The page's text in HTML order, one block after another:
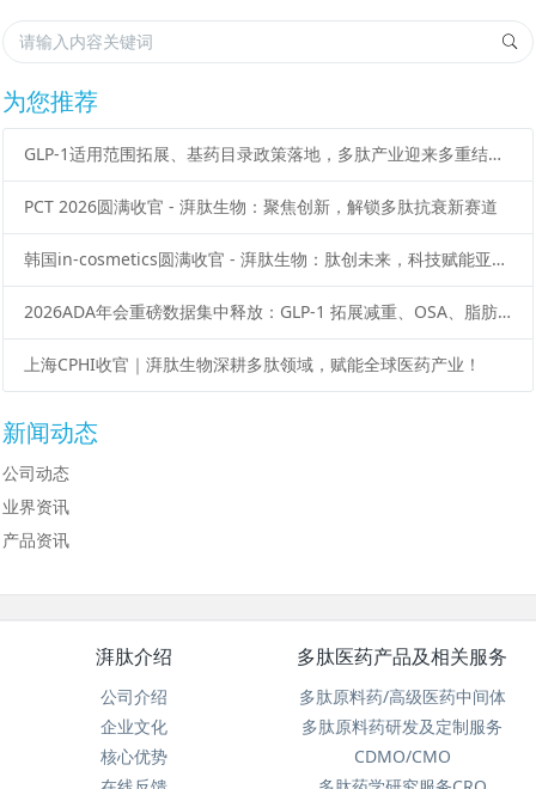
为您推荐
GLP-1适用范围拓展、基药目录政策落地，多肽产业迎来多重结构性变化
PCT 2026圆满收官 - 湃肽生物：聚焦创新，解锁多肽抗衰新赛道
韩国in-cosmetics圆满收官 - 湃肽生物：肽创未来，科技赋能亚洲美妆新势能
2026ADA年会重磅数据集中释放：GLP-1 拓展减重、OSA、脂肪肝等多元适应症
上海CPHI收官｜湃肽生物深耕多肽领域，赋能全球医药产业！
新闻动态
公司动态
业界资讯
产品资讯
湃肽介绍
公司介绍
企业文化
核心优势
多肽医药产品及相关服务
多肽原料药/高级医药中间体
多肽原料药研发及定制服务
CDMO/CMO